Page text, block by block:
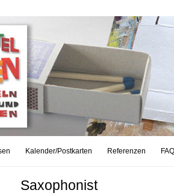
Kalender/Postkarten Referenzen
Saxophonist